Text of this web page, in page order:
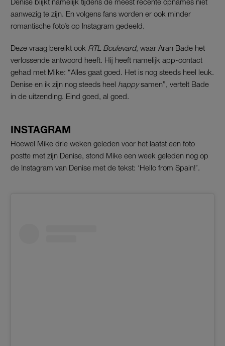
aanwezig te zijn. En volgens fans worden er ook minder
romantische foto’s op Instagram gedeeld.
Deze vraag bereikt ook RTL Boulevard, waar Aran Bade het
verlossende antwoord heeft. Hij heeft namelijk app-contact
gehad met Mike: “Alles gaat goed. Het is nog steeds heel leuk.
Denise en ik zijn nog steeds heel happysamen”, vertelt Bade
in de uitzending. Eind goed, al goed.
INSTAGRAM
Hoewel Mike drie weken geleden voor het laatst een foto
postte met zijn Denise, stond Mike een week geleden nog op
de Instagram van Denise met de tekst: ‘Hello from Spain!’.